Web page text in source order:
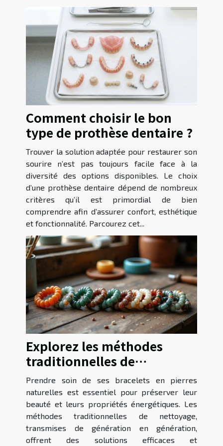
Comment choisir le bon
type de prothèse dentaire ?
Trouver la solution adaptée pour restaurer son
sourire n’est pas toujours facile face à la
diversité des options disponibles. Le choix
d’une prothèse dentaire dépend de nombreux
critères qu’il est primordial de bien
comprendre afin d’assurer confort, esthétique
et fonctionnalité. Parcourez cet...
Explorez les méthodes
traditionnelles de
nettoyage des bracelets en
pierres naturelles
Prendre soin de ses bracelets en pierres
naturelles est essentiel pour préserver leur
beauté et leurs propriétés énergétiques. Les
méthodes traditionnelles de nettoyage,
transmises de génération en génération,
offrent des solutions efficaces et